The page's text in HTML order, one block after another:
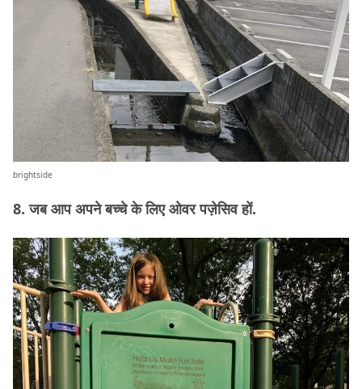
brightside
8. जब आप अपने बच्चे के लिए ओवर पज़ेसिव हों.